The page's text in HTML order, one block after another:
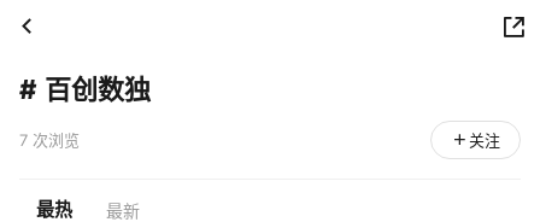
# 百创数独
7 次浏览 关注
最热 最新